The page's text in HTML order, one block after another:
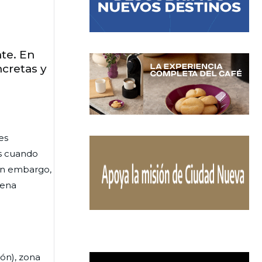
En
y
cuando
embargo,
zona